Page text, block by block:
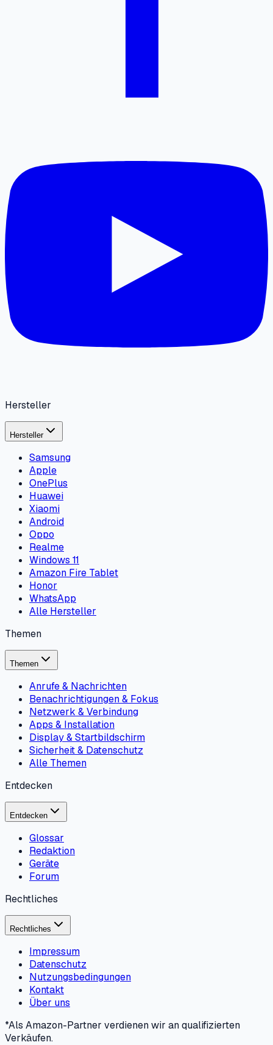
Hersteller
Hersteller
Samsung
Apple
OnePlus
Huawei
Xiaomi
Android
Oppo
Realme
Windows 11
Amazon Fire Tablet
Honor
WhatsApp
Alle Hersteller
Themen
Themen
Anrufe & Nachrichten
Benachrichtigungen & Fokus
Netzwerk & Verbindung
Apps & Installation
Display & Startbildschirm
Sicherheit & Datenschutz
Alle Themen
Entdecken
Entdecken
Glossar
Redaktion
Geräte
Forum
Rechtliches
Rechtliches
Impressum
Datenschutz
Nutzungsbedingungen
Kontakt
Über uns
*Als Amazon-Partner verdienen wir an qualifizierten
Verkäufen.